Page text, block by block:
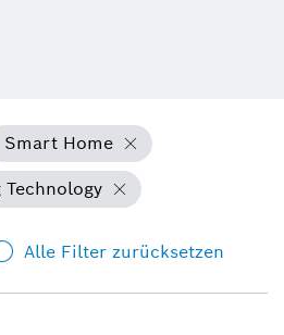
Smart Home
Alle Filter zurücksetzen